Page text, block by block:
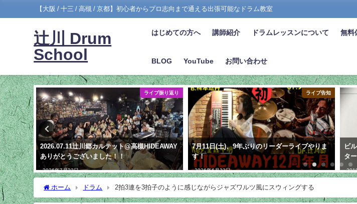
【大阪 / 十三 / 高槻 / 京都】初心者からプロ志向まで通える出張可能なドラム教室
辻川 Drum
School
はじめての方へ 講師紹介 ドラムレッスンについて 無料
BLOG YouTube お問い合わせ
ブ振り返り ライブ振り返り
2026.07.11辻川郷カルテット@高槻HIDEAWAY
ありがとうございました！！
2026年7月22日
ライブ告知
7月11日(土)、9年ぶりのリーダーライブやりま
す！
2026年6月22日
ビ
タ
ホーム ドラム 2拍3連を3拍子のように感じながらジャズワルツ風にスウィングする